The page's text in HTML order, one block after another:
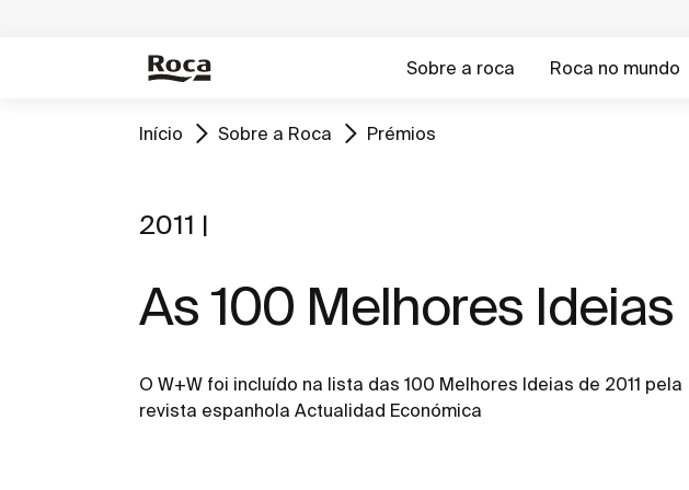
Sobre a roca Roca no mundo
Início Sobre a Roca Prémios
2011 |
As 100 Melhores Ideias
O W+W foi incluído na lista das 100 Melhores Ideias de 2011 pela
revista espanhola Actualidad Económica